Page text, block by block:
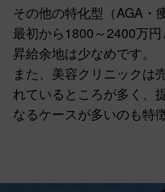
その他の特化型（AGA・
最初から1800～2400万
昇給余地は少なめです。
また、美容クリニックは
れているところが多く、
なるケースが多いのも特